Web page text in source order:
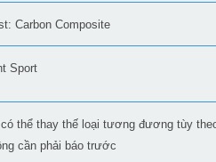
Carbon Composite
Sport
thể thay thế loại tương đương tùy
cần phải báo trước